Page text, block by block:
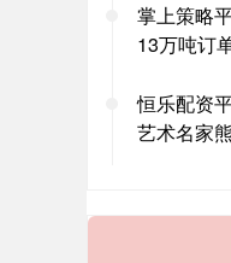
掌上策略
13万吨订
恒乐配资
艺术名家